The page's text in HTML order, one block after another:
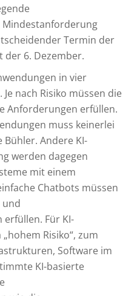
Termin der
der 6. Dezember.
in vier
nach Risiko müssen die
Anforderungen erfüllen.
muss keinerlei
Bühler. Andere KI-
werden dagegen
mit einem
Chatbots müssen
und
Für KI-
Risiko“, zum
Software im
KI-basierte